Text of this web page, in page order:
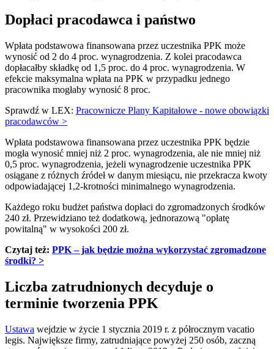
Dopłaci pracodawca i państwo
Wpłata podstawowa finansowana przez uczestnika PPK może
wynosić od 2 do 4 proc. wynagrodzenia. Z kolei pracodawca
dopłacałby składkę od 1,5 proc. do 4 proc. wynagrodzenia. W
efekcie maksymalna wpłata na PPK w przypadku jednego
pracownika mogłaby wynosić 8 proc.
Sprawdź w LEX: Pracownicze Plany Kapitałowe - nowe obowiązki
pracodawców >
Wpłata podstawowa finansowana przez uczestnika PPK będzie
mogła wynosić mniej niż 2 proc. wynagrodzenia, ale nie mniej niż
0,5 proc. wynagrodzenia, jeżeli wynagrodzenie uczestnika PPK
osiągane z różnych źródeł w danym miesiącu, nie przekracza kwoty
odpowiadającej 1,2-krotności minimalnego wynagrodzenia.
Każdego roku budżet państwa dopłaci do zgromadzonych środków
240 zł. Przewidziano też dodatkową, jednorazową "opłatę
powitalną" w wysokości 200 zł.
Czytaj też: PPK – jak będzie można wykorzystać zgromadzone
środki? >
Liczba zatrudnionych decyduje o
terminie tworzenia PPK
Ustawa wejdzie w życie 1 stycznia 2019 r. z półrocznym vacatio
legis. Największe firmy, zatrudniające powyżej 250 osób, zaczną